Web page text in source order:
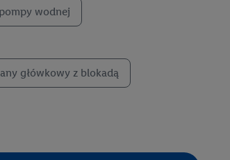
wodnej
główkowy z blokadą